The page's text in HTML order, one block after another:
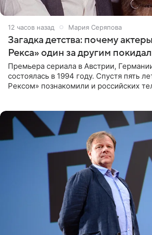
12 часов назад Мария Серяпова
Загадка детства: почему
Рекса» один за другим
Премьера сериала в Австрии,
состоялась в 1994 году. Спустя пять
Рексом» познакомили и российских